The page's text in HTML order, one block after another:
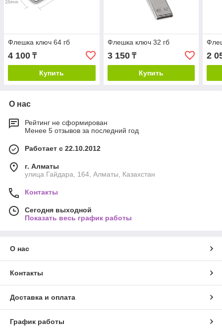
Флешка ключ 64 гб
4 100 ₸
Купить
Флешка ключ 32 гб
3 150₸
Купить
2
О нас
Рейтинг не сформирован
Менее 5 отзывов за последний год
Работает с 22.10.2012
г. Алматы
улица Гайдара, 164, Алматы, Казахстан
Контакты
Сегодня выходной
Показать весь график работы
О нас
Контакты
Доставка и оплата
График работы